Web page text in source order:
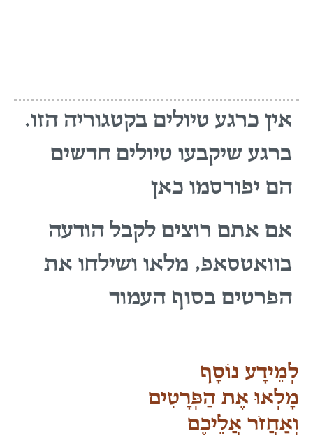
אין כרגע טיולים בקטגוריה הזו.
ברגע שיקבעו טיולים חדשים
הם יפורסמו כאן
אם אתם רוצים לקבל הודעה
בוואטסאפ, מלאו ושילחו את
הפרטים בסוף העמוד
לְמֵידָע נוֹסָף
מָלְאוּ אֶת הַפְּרָטִים
וְאַחֲזֹר אֲלֵיכֶם